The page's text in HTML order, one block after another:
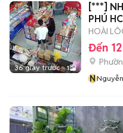
36 giây trước 1
[***]
PHÚ
HOÀI
Đến
N